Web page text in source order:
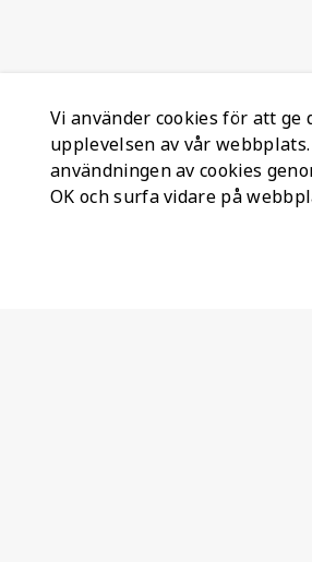
Vi använder cookies för att ge
upplevelsen av vår
användningen av cookies
OK och surfa vidare på